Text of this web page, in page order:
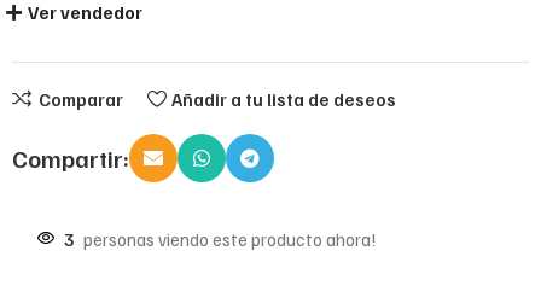
Ver vendedor
Comparar Añadir a tu lista de deseos
Compartir:
3 personas viendo este producto ahora!